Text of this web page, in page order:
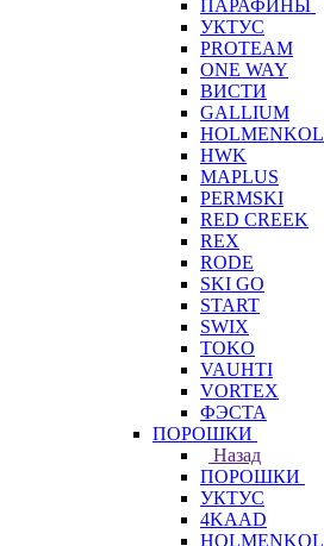
ПАРАФИНЫ
УКТУС
PROTEAM
ONE WAY
ВИСТИ
GALLIUM
HOLMENKOL
HWK
MAPLUS
PERMSKI
RED CREEK
REX
RODE
SKI GO
START
SWIX
TOKO
VAUHTI
VORTEX
ФЭСТА
ПОРОШКИ
Назад
ПОРОШКИ
УКТУС
4KAAD
HOLMENKOL